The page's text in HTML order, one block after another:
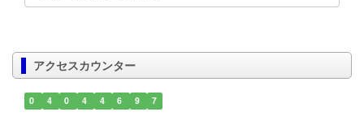
アクセスカウンター
0 4 0 4 4 6 9 7